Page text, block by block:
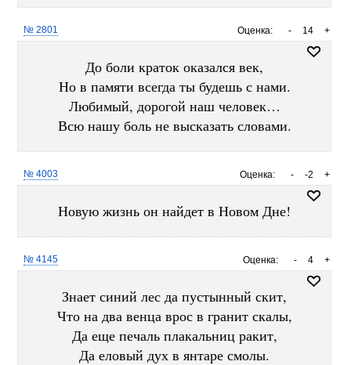
Оценка: +
14
-
№ 2801
До боли краток оказался век,
Но в памяти всегда ты будешь с нами.
Любимый, дорогой наш человек…
Всю нашу боль не высказать словами.
Оценка: +
-2
-
№ 4003
Новую жизнь он найдет в Новом Дне!
Оценка: +
4
-
№ 4145
Знает синий лес да пустынный скит,
Что на два венца врос в гранит скалы,
Да еще печаль плакальниц ракит,
Да еловый дух в янтаре смолы.